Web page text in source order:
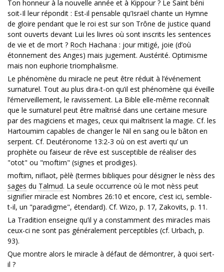
Ton honneur à la nouvelle année et à Kippour ? Le Saint béni
soit-Il leur répondit : Est-il pensable qu’Israël chante un Hymne
de gloire pendant que le roi est sur son Trône de justice quand
sont ouverts devant Lui les livres où sont inscrits les sentences
de vie et de mort ? Roch Hachana : jour mitigé, joie (d’où
étonnement des Anges) mais jugement. Austérité. Optimisme
mais non euphorie triomphalisme.
Le phénomène du miracle ne peut être réduit à l’événement
surnaturel. Tout au plus dira-t-on qu’il est phénomène qui éveille
l’émerveillement, le ravissement. La Bible elle-même reconnaît
que le surnaturel peut être maîtrisé dans une certaine mesure
par des magiciens et mages, ceux qui maîtrisent la magie. Cf. les
Hartoumim capables de changer le Nil en sang ou le bâton en
serpent. Cf. Deutéronome 13:2-3 où on est averti qu’ un
prophète ou faiseur de rêve est susceptible de réaliser des
"otot" ou "moftim" (signes et prodiges).
moftim, niflaot, pèlè (termes bibliques pour désigner le nèss des
sages du Talmud. La seule occurrence où le mot nèss peut
signifier miracle est Nombres 26:10 et encore, c’est ici, semble-
t-il, un "paradigme", étendard). Cf. Wizo, p. 17, Zakovits, p. 11.
La Tradition enseigne qu’il y a constamment des miracles mais
ceux-ci ne sont pas généralement perceptibles (cf. Urbach, p.
93).
Que montre alors le miracle à défaut de démontrer, à quoi sert-
il ?